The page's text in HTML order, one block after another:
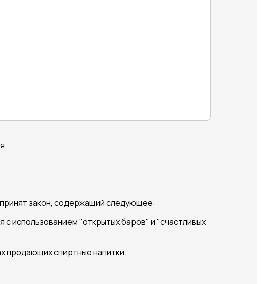
закон, содержащий следующее:
использованием "открытых баров" и "счастливых
продающих спиртные напитки.